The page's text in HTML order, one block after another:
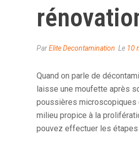
ParElite Decontamination Le 10
Quand on parle de
laisse une moufette après
poussières microscopiques
milieu propice à la
pouvez effectuer les étapes